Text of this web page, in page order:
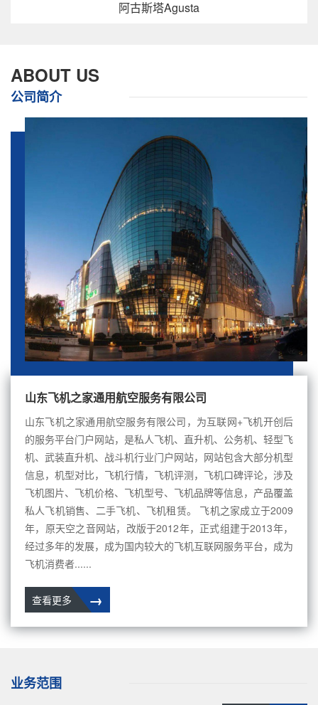
阿古斯塔Agusta
ABOUT US
公司简介
山东飞机之家通用航空服务有限公司
山东飞机之家通用航空服务有限公司，为互联网+飞机开创后
的服务平台门户网站，是私人飞机、直升机、公务机、轻型飞
机、武装直升机、战斗机行业门户网站，网站包含大部分机型
信息，机型对比，飞机行情，飞机评测，飞机口碑评论，涉及
飞机图片、飞机价格、飞机型号、飞机品牌等信息，产品覆盖
私人飞机销售、二手飞机、飞机租赁。 飞机之家成立于2009
年，原天空之音网站，改版于2012年，正式组建于2013年，
经过多年的发展，成为国内较大的飞机互联网服务平台，成为
飞机消费者......
→
查看更多
业务范围